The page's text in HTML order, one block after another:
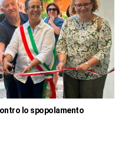
lo spopolamento